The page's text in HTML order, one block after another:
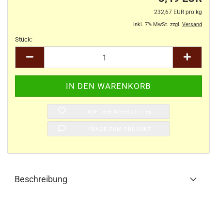
232,67 EUR pro kg
inkl. 7% MwSt. zzgl. Versand
Stück:
Beschreibung